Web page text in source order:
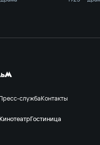
службаКонтакты
КинотеатрГостиница